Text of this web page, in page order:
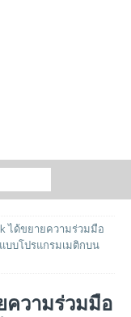
ได้ขยายความร่วมมือ
บบโปรแกรมเมติกบน
ความร่วมมือ